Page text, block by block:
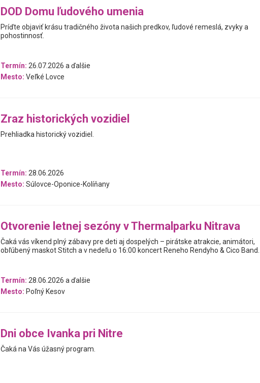
DOD Domu ľudového umenia
Príďte objaviť krásu tradičného života našich predkov, ľudové remeslá, zvyky a
pohostinnosť.
Termín: 26.07.2026 a ďalšie
Mesto: Veľké Lovce
Zraz historických vozidiel
Prehliadka historický vozidiel.
Termín: 28.06.2026
Mesto: Súlovce-Oponice-Kolíňany
Otvorenie letnej sezóny v Thermalparku Nitrava
Čaká vás víkend plný zábavy pre deti aj dospelých – pirátske atrakcie, animátori,
obľúbený maskot Stitch a v nedeľu o 16:00 koncert Reneho Rendyho & Cico Band.
Termín: 28.06.2026 a ďalšie
Mesto: Poľný Kesov
Dni obce Ivanka pri Nitre
Čaká na Vás úžasný program.